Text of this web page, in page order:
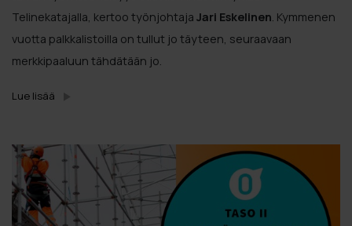
Telinekatajalla, kertoo työnjohtaja Jari Eskelinen. Kymmenen
vuotta palkkalistoilla on tullut jo täyteen, seuraavaan
merkkipaaluun tähdätään jo.
Lue lisää